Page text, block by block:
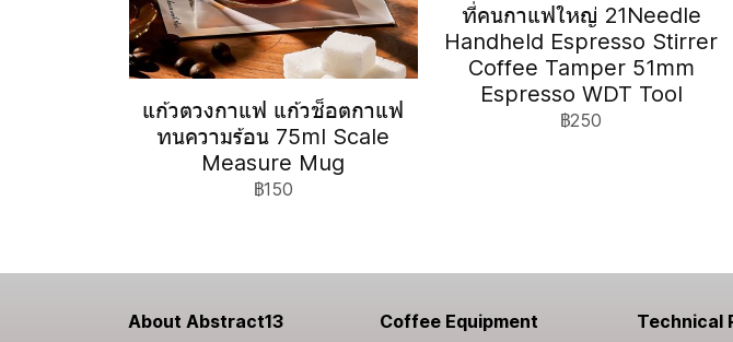
แก้วตวงกาแฟ แก้วช็อตกาแฟ
ทนความร้อน 75ml Scale
Measure Mug
฿150
ที่คนกาแฟใหญ่ 21Needle
Handheld Espresso Stirrer
Coffee Tamper 51mm
Espresso WDT Tool
฿250
About Abstract13
Coffee Equipment
Technical